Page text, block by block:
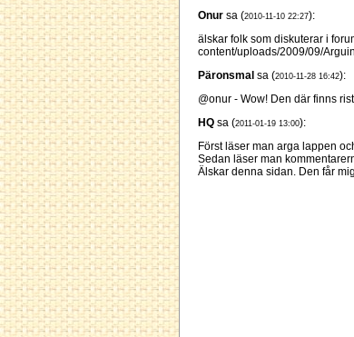
Onur sa (2010-11-10 22:27):
älskar folk som diskuterar i
content/uploads/2009/09/
Päronsmal sa (2010-11-28 16:42):
@onur - Wow! Den där finns
HQ sa (2011-01-19 13:00):
Först läser man arga lappen
Sedan läser man
Älskar denna sidan. Den får